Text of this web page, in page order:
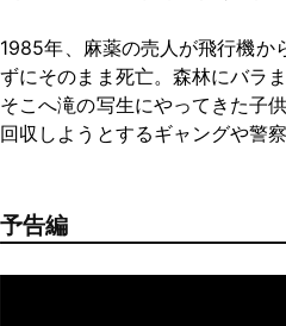
1985年、麻薬の売人が飛行機か
ずにそのまま死亡。森林にバラ
そこへ滝の写生にやってきた子
回収しようとするギャングや警
予告編